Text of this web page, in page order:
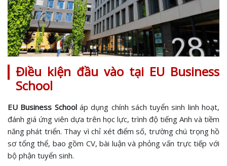
Điều kiện đầu vào tại EU Business
School
EU Business Schooláp dụng chính sách tuyển sinh linh hoạt,
đánh giá ứng viên dựa trên học lực, trình độ tiếng Anh và tiềm
năng phát triển. Thay vì chỉ xét điểm số, trường chú trọng hồ
sơ tổng thể, bao gồm CV, bài luận và phỏng vấn trực tiếp với
bộ phận tuyển sinh.